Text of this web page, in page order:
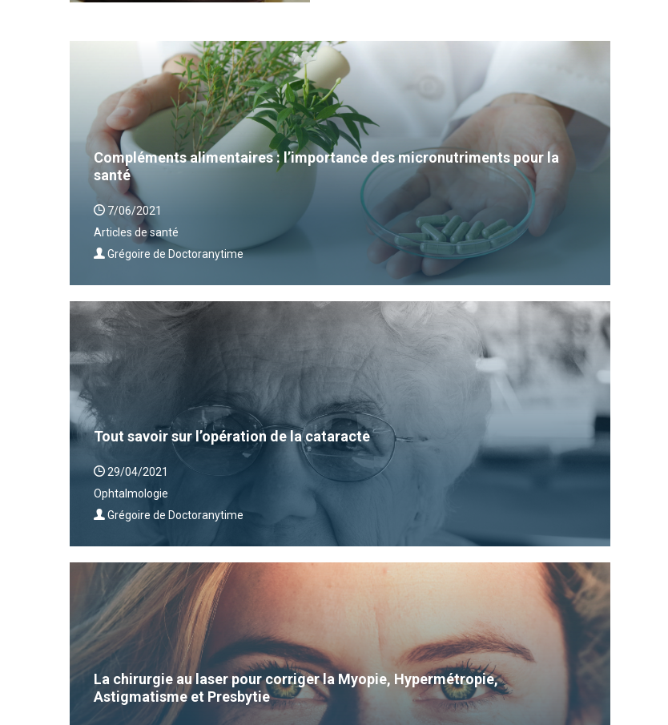
Compléments alimentaires : l’importance des micronutriments pour la
santé
7/06/2021
Articles de santé
Grégoire de Doctoranytime
Tout savoir sur l’opération de la cataracte
29/04/2021
Ophtalmologie
Grégoire de Doctoranytime
La chirurgie au laser pour corriger la Myopie, Hypermétropie,
Astigmatisme et Presbytie